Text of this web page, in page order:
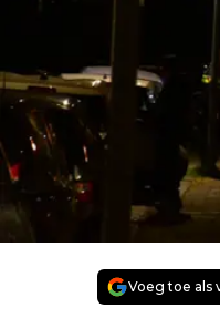
Voeg toe als